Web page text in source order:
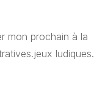
mon prochain à la
ludiques.